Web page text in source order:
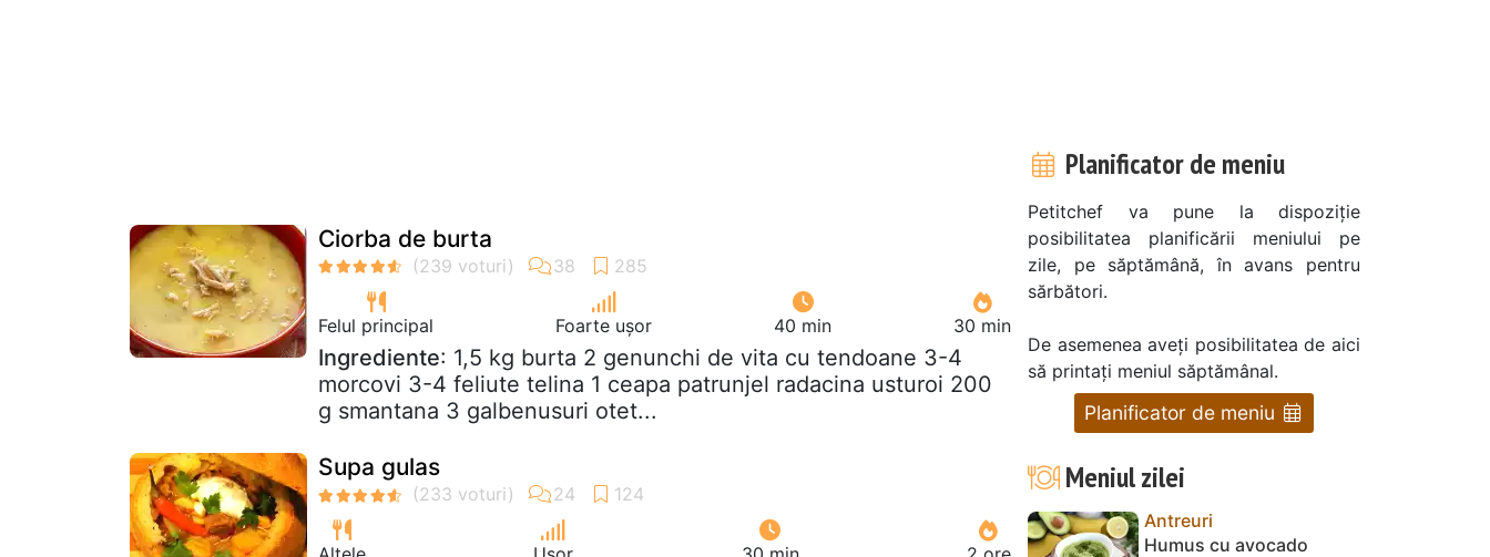
Ciorba de burta
Felul principal Foarte ușor 40 min 30 min
Ingrediente: 1,5 kg burta 2 genunchi de vita cu tendoane 3-4
morcovi 3-4 feliute telina 1 ceapa patrunjel radacina usturoi 200
g smantana 3 galbenusuri otet...
Supa gulas
Planificator de meniu
Petitchef va pune la dispoziție
posibilitatea planificării meniului pe
zile, pe săptămână, în avans pentru
sărbători.
De asemenea aveți posibilitatea de aici
să printați meniul săptămânal.
Planificator de meniu
Meniul zilei
Antreuri
Humus cu avocado